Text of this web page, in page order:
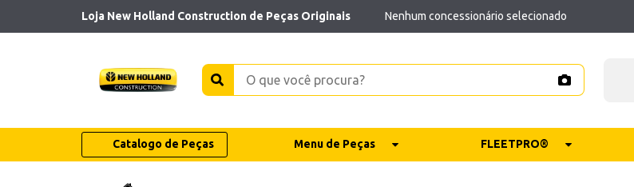
Loja New Holland Construction de Peças Originais Nenhum concessionário selecionado
Catalogo de Peças Menu de Peças FLEETPRO®